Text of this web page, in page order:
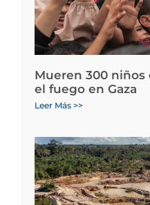
Mueren 300 niños
el fuego en Gaza
Leer Más >>